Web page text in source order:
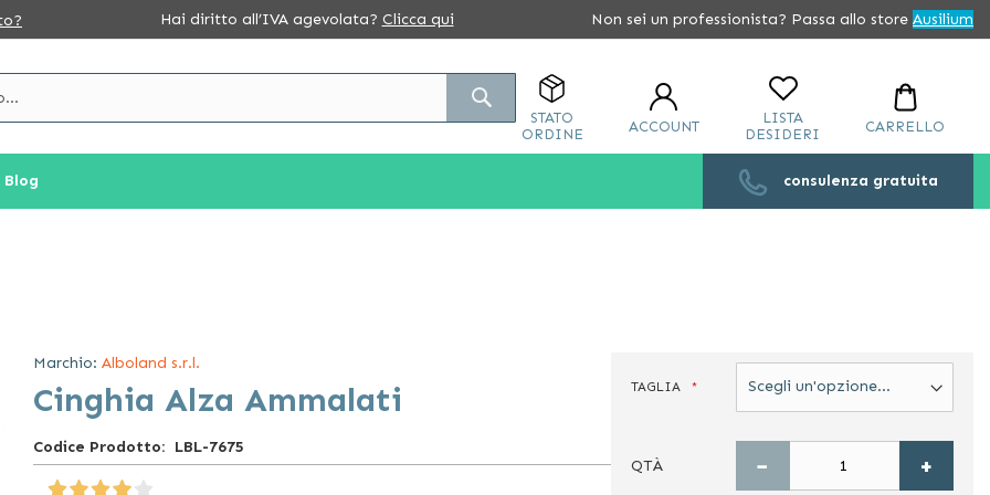
Hai diritto all’IVA agevolata? Clicca qui Non sei un professionista? Passa allo store Ausilium
STATO
ORDINE
ACCOUNT
LISTA
DESIDERI
CARRELLO
Blog consulenza gratuita
Marchio: Alboland s.r.l.
Cinghia Alza Ammalati
Codice Prodotto LBL-7675
TAGLIA
QTÀ − +